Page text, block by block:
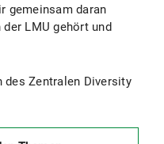
gemeinsam daran
LMU gehört und
des Zentralen Diversity